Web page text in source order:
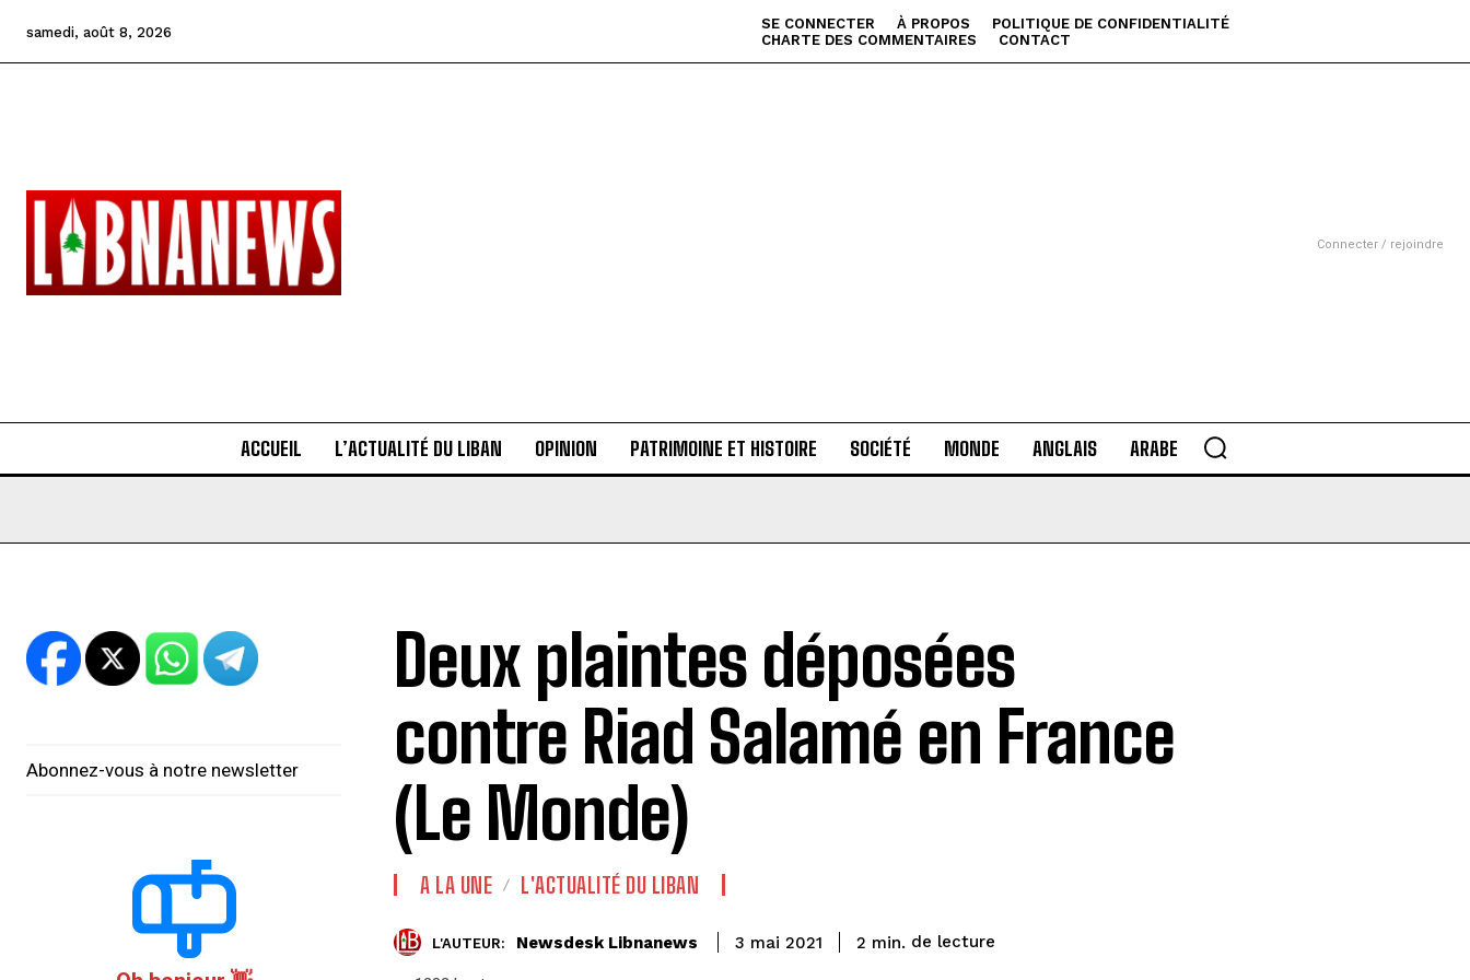
samedi, août 8, 2026 SE CONNECTER À PROPOS
POLITIQUE DE CONFIDENTIALITÉ
CHARTE DES COMMENTAIRES
CONTACT
Connecter / rejoindre
ACCUEIL L’ACTUALITÉ DU LIBAN OPINION PATRIMOINE ET HISTOIRE SOCIÉTÉ MONDE ANGLAIS ARABE
Abonnez-vous à notre newsletter
Deux plaintes déposées
contre Riad Salamé en France
(Le Monde)
A LA UNE L'ACTUALITÉ DU LIBAN
L'AUTEUR: Newsdesk Libnanews 3 mai 2021 2 min. de lecture